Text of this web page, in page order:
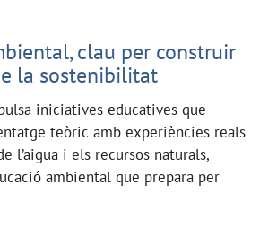
clau per construir
la sostenibilitat
iniciatives educatives que
teòric amb experiències reals
l’aigua i els recursos naturals,
ambiental que prepara per